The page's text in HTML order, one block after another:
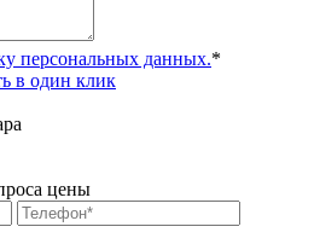
персональных данных.*
в один клик
цены